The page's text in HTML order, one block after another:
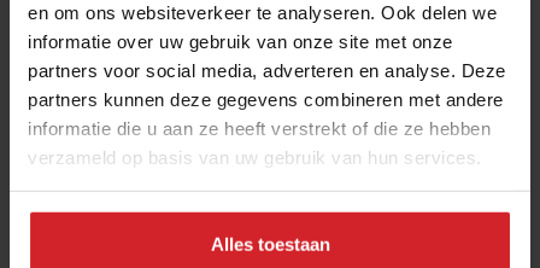
en om ons websiteverkeer te analyseren. Ook delen we
informatie over uw gebruik van onze site met onze
partners voor social media, adverteren en analyse. Deze
partners kunnen deze gegevens combineren met andere
informatie die u aan ze heeft verstrekt of die ze hebben
verzameld op basis van uw gebruik van hun services.
Alles toestaan
10 globale foodtrends: van
darmgezondheid en brainfood tot
23 juli 2026| 6 min
7 augustus 2026| 6 min